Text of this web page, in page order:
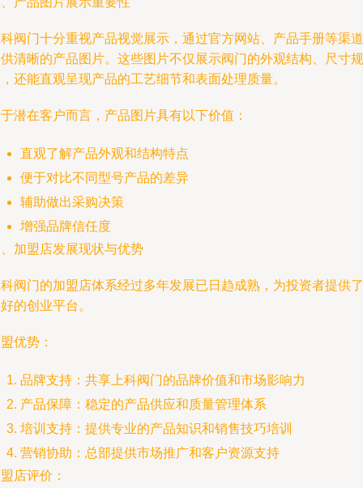
阀门十分重视产品视觉展示，通过官方网站、产品手册等渠道
清晰的产品图片。这些图片不仅展示阀门的外观结构、尺寸规
还能直观呈现产品的工艺细节和表面处理质量。
潜在客户而言，产品图片具有以下价值：
直观了解产品外观和结构特点
便于对比不同型号产品的差异
辅助做出采购决策
增强品牌信任度
加盟店发展现状与优势
阀门的加盟店体系经过多年发展已日趋成熟，为投资者提供了
的创业平台。
优势：
品牌支持：共享上科阀门的品牌价值和市场影响力
产品保障：稳定的产品供应和质量管理体系
培训支持：提供专业的产品知识和销售技巧培训
营销协助：总部提供市场推广和客户资源支持
店评价：